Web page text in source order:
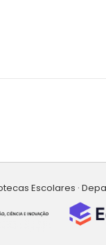
Escolares ·